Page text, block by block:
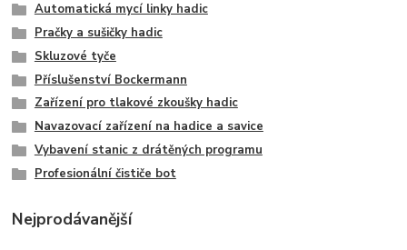
Automatická mycí linky hadic
Pračky a sušičky hadic
Skluzové tyče
Příslušenství Bockermann
Zařízení pro tlakové zkoušky hadic
Navazovací zařízení na hadice a savice
Vybavení stanic z drátěných programu
Profesionální čističe bot
Nejprodávanější